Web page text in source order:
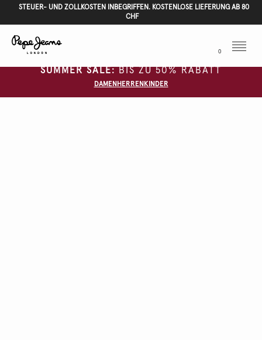
STEUER- UND ZOLLKOSTEN INBEGRIFFEN. KOSTENLOSE LIEFERUNG AB 80
CHF
0
Menu
SUMMER SALE:BIS ZU 50% RABATT
DAMEN HERREN KINDER